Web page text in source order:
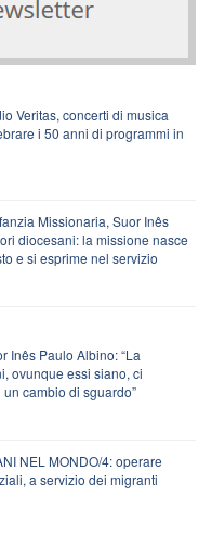
Veritas, concerti di musica
i 50 anni di programmi in
Missionaria, Suor Inês
diocesani: la missione nasce
e si esprime nel servizio
Inês Paulo Albino: “La
ovunque essi siano, ci
cambio di sguardo”
NEL MONDO/4: operare
a servizio dei migranti